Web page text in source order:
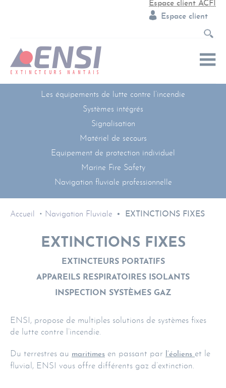
Espace client ACFI
Espace client
Les équipements de lutte contre l’incendie
Systèmes intégrés
Signalisation
Matériel de secours
Equipement de protection individuel
Marine Fire Safety
Navigation fluviale professionnelle
Accueil Navigation Fluviale EXTINCTIONS FIXES
EXTINCTIONS FIXES
EXTINCTEURS PORTATIFS
APPAREILS RESPIRATOIRES ISOLANTS
INSPECTION SYSTÈMES GAZ
ENSI, propose de multiples solutions de systèmes fixes
de lutte contre l’incendie.
Du terrestres au maritimes en passant par l’éoliens et le
fluvial, ENSI vous offre différents gaz d’extinction.